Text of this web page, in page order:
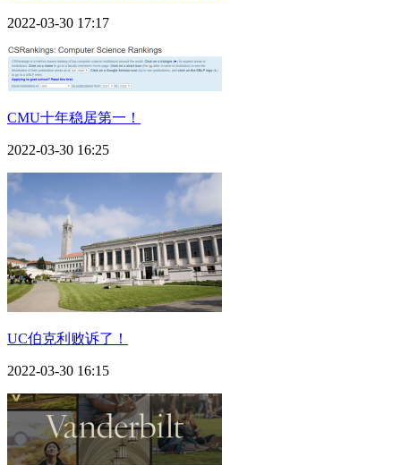
2022-03-30 17:17
CMU十年稳居第一！
2022-03-30 16:25
UC伯克利败诉了！
2022-03-30 16:15